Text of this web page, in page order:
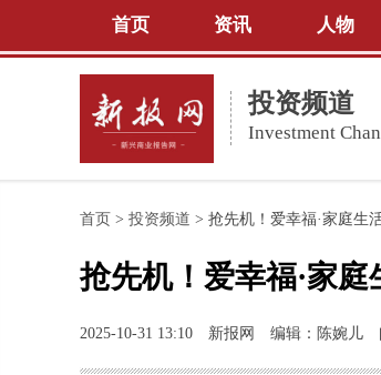
首页 资讯 人物
投资频道
Investment
首页 > 投资频道 > 抢先机！爱幸福·家庭生
抢先机！爱幸福·家庭
2025-10-31 13:10 新报网 编辑：陈婉儿